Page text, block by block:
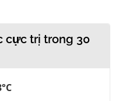
cực trị trong 30